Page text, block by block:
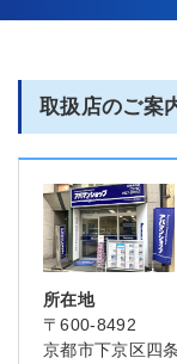
取扱店のご案
所在地
〒600-8492
京都市下京区四